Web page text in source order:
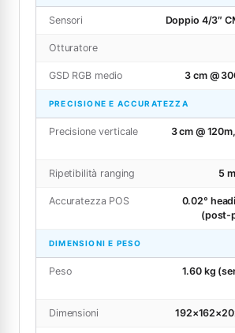
Sensori Doppio 4/3″
Otturatore
GSD RGB medio 3 cm @
PRECISIONE E ACCURATEZZA
Precisione verticale
3 cm @
Ripetibilità ranging 5
Accuratezza POS
0.02°
(post-
DIMENSIONI E PESO
Peso
1.60 kg
Dimensioni